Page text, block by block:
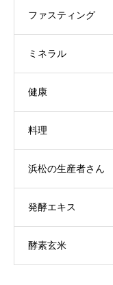
ファスティング
ミネラル
健康
料理
浜松の生産者さん
発酵エキス
酵素玄米